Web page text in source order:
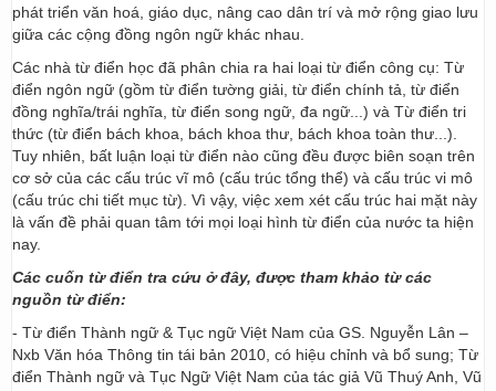
phát triển văn hoá, giáo dục, nâng cao dân trí và mở rộng giao lưu
giữa các cộng đồng ngôn ngữ khác nhau.
Các nhà từ điển học đã phân chia ra hai loại từ điển công cụ: Từ
điển ngôn ngữ (gồm từ điển tường giải, từ điển chính tả, từ điển
đồng nghĩa/trái nghĩa, từ điển song ngữ, đa ngữ...) và Từ điển tri
thức (từ điển bách khoa, bách khoa thư, bách khoa toàn thư...).
Tuy nhiên, bất luận loại từ điển nào cũng đều được biên soạn trên
cơ sở của các cấu trúc vĩ mô (cấu trúc tổng thể) và cấu trúc vi mô
(cấu trúc chi tiết mục từ). Vì vậy, việc xem xét cấu trúc hai mặt này
là vấn đề phải quan tâm tới mọi loại hình từ điển của nước ta hiện
nay.
Các cuốn từ điển tra cứu ở đây, được tham khảo từ các
nguồn từ điển:
- Từ điển Thành ngữ & Tục ngữ Việt Nam của GS. Nguyễn Lân –
Nxb Văn hóa Thông tin tái bản 2010, có hiệu chỉnh và bổ sung; Từ
điển Thành ngữ và Tục Ngữ Việt Nam của tác giả Vũ Thuý Anh, Vũ